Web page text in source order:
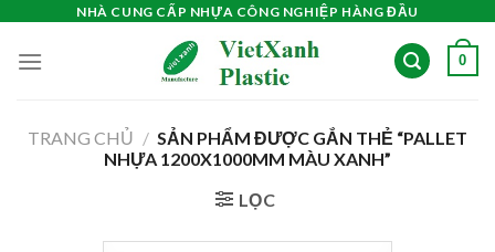
content
NHÀ CUNG CẤP NHỰA CÔNG NGHIỆP HÀNG ĐẦU
0
TRANG CHỦ / SẢN PHẨM ĐƯỢC GẮN THẺ “PALLET
NHỰA 1200X1000MM MÀU XANH”
LỌC